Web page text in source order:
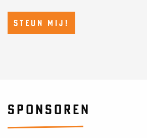
STEUN MIJ!
SPONSOREN